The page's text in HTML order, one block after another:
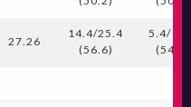
27.26
14.4/25.4
(56.6)
5.4/
(54.6)